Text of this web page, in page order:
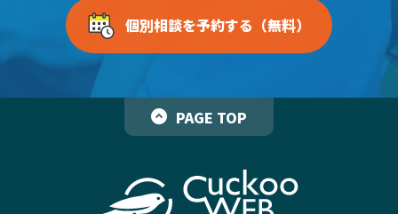
個別相談を予約する（無料）
PAGE TOP